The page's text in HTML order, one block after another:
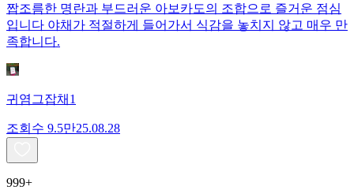
짭조름한 명란과 부드러운 아보카도의 조합으로 즐거운 점심
입니다 야채가 적절하게 들어가서 식감을 놓치지 않고 매우 만
족합니다.
귀염그잡채1
조회수 9.5만25.08.28
999+